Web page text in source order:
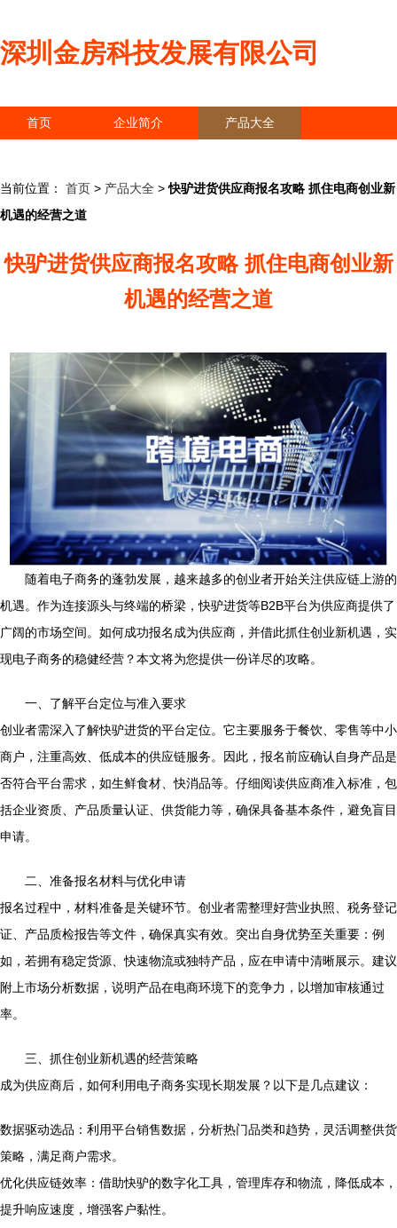
深圳金房科技发展有限公司
首页 企业简介 产品大全
当前位置： 首页 > 产品大全 > 快驴进货供应商报名攻略 抓住电商创业新
机遇的经营之道
快驴进货供应商报名攻略 抓住电商创业新
机遇的经营之道
随着电子商务的蓬勃发展，越来越多的创业者开始关注供应链上游的
机遇。作为连接源头与终端的桥梁，快驴进货等B2B平台为供应商提供了
广阔的市场空间。如何成功报名成为供应商，并借此抓住创业新机遇，实
现电子商务的稳健经营？本文将为您提供一份详尽的攻略。
一、了解平台定位与准入要求
创业者需深入了解快驴进货的平台定位。它主要服务于餐饮、零售等中小
商户，注重高效、低成本的供应链服务。因此，报名前应确认自身产品是
否符合平台需求，如生鲜食材、快消品等。仔细阅读供应商准入标准，包
括企业资质、产品质量认证、供货能力等，确保具备基本条件，避免盲目
申请。
二、准备报名材料与优化申请
报名过程中，材料准备是关键环节。创业者需整理好营业执照、税务登记
证、产品质检报告等文件，确保真实有效。突出自身优势至关重要：例
如，若拥有稳定货源、快速物流或独特产品，应在申请中清晰展示。建议
附上市场分析数据，说明产品在电商环境下的竞争力，以增加审核通过
率。
三、抓住创业新机遇的经营策略
成为供应商后，如何利用电子商务实现长期发展？以下是几点建议：
数据驱动选品：利用平台销售数据，分析热门品类和趋势，灵活调整供货
策略，满足商户需求。
优化供应链效率：借助快驴的数字化工具，管理库存和物流，降低成本，
提升响应速度，增强客户黏性。